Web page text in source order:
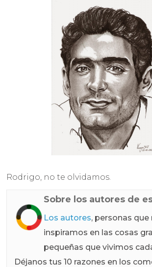
Rodrigo, no te olvidamos.
Sobre los autores de
Los autores, personas que
inspiramos en las cosas
pequeñas que vivimos
Déjanos tus 10 razones en los